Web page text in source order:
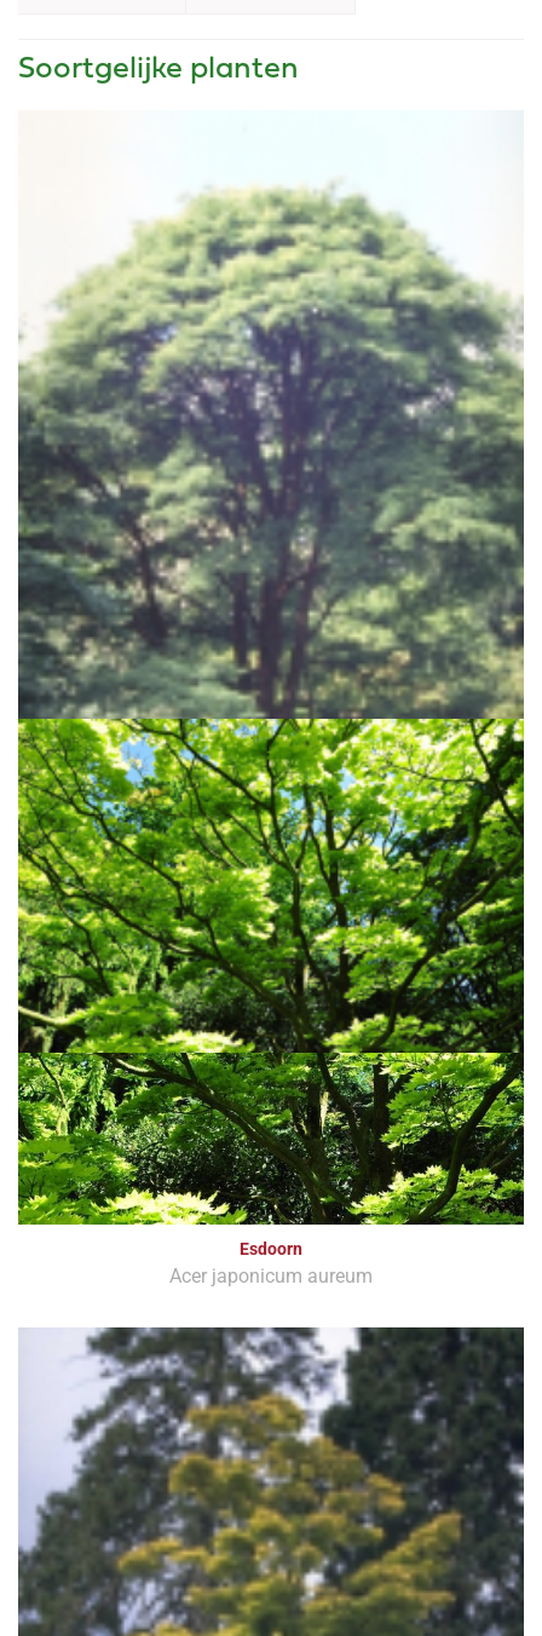
Soortgelijke planten
Esdoorn
Acer griseum
Esdoorn
Acer japonicum aureum